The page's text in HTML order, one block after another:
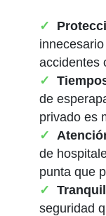
accidentes
de
privado es
de
punta que
seguridad